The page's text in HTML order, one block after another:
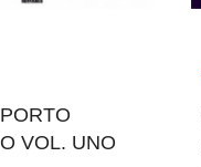
VOL. UNO